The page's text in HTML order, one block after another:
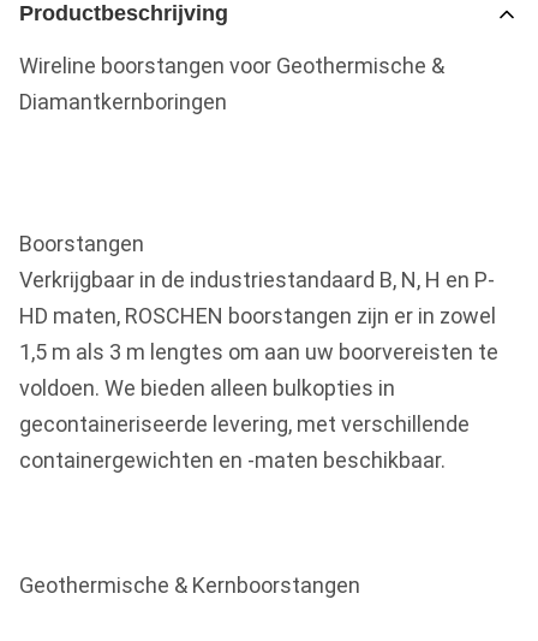
Productbeschrijving
Wireline boorstangen voor Geothermische &
Diamantkernboringen
Boorstangen
Verkrijgbaar in de industriestandaard B, N, H en P-
HD maten, ROSCHEN boorstangen zijn er in zowel
1,5 m als 3 m lengtes om aan uw boorvereisten te
voldoen. We bieden alleen bulkopties in
gecontaineriseerde levering, met verschillende
containergewichten en -maten beschikbaar.
Geothermische & Kernboorstangen